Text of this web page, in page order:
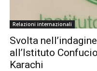
Relazioni internazionali
Svolta
all’Istituto
Karachi